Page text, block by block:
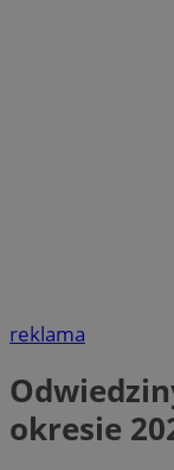
reklama
okresie